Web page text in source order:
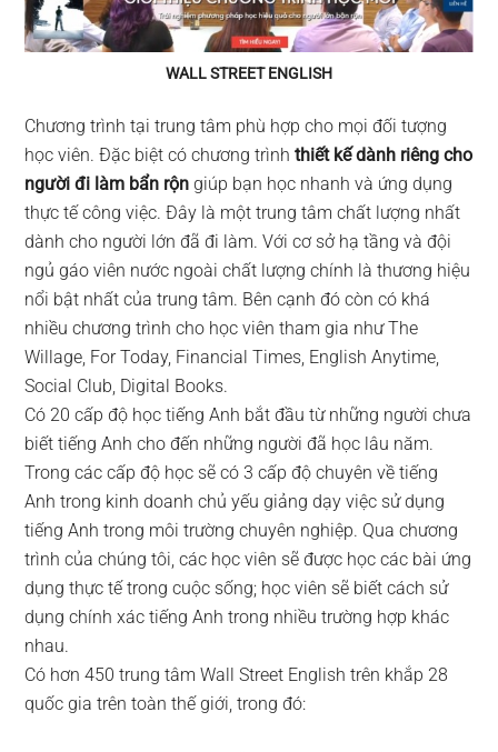
WALL STREET ENGLISH
Chương trình tại trung tâm phù hợp cho mọi đối tượng
học viên. Đặc biệt có chương trìnhthiết kế dành riêng cho
người đi làm bẩn rộngiúp bạn học nhanh và ứng dụng
thực tế công việc. Đây là một trung tâm chất lượng nhất
dành cho người lớn đã đi làm. Với cơ sở hạ tầng và đội
ngủ gáo viên nước ngoài chất lượng chính là thương hiệu
nổi bật nhất của trung tâm. Bên cạnh đó còn có khá
nhiều chương trình cho học viên tham gia như The
Willage, For Today, Financial Times, English Anytime,
Social Club, Digital Books.
Có 20 cấp độ học tiếng Anh bắt đầu từ những người chưa
biết tiếng Anh cho đến những người đã học lâu năm.
Trong các cấp độ học sẽ có 3 cấp độ chuyên về tiếng
Anh trong kinh doanh chủ yếu giảng dạy việc sử dụng
tiếng Anh trong môi trường chuyên nghiệp. Qua chương
trình của chúng tôi, các học viên sẽ được học các bài ứng
dụng thực tế trong cuộc sống; học viên sẽ biết cách sử
dụng chính xác tiếng Anh trong nhiều trường hợp khác
nhau.
Có hơn 450 trung tâm Wall Street English trên khắp 28
quốc gia trên toàn thế giới, trong đó: